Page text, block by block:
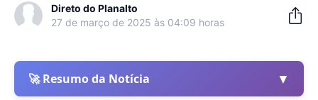
Direto do Planalto
27 de março de 2025 às 04:09 horas
🚀 Resumo da Notícia ▼